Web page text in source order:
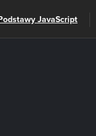
kategorie
JavaScript